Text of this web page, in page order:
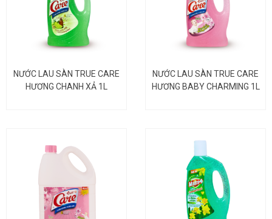
NƯỚC LAU SÀN TRUE CARE
HƯƠNG CHANH XẢ 1L
NƯỚC LAU SÀN TRUE CARE
HƯƠNG BABY CHARMING 1L